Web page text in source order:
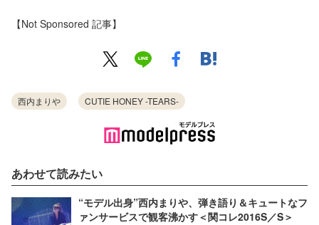
【Not Sponsored 記事】
西内まりや CUTIE HONEY -TEARS-
あわせて読みたい
“モデル出身”西内まりや、弾き語り＆キュートなフ
ァンサービスで観客沸かす＜関コレ2016S／S＞